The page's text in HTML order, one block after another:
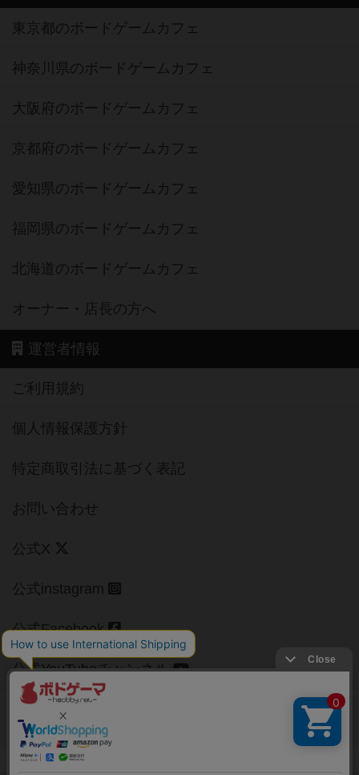
東京都のボードゲームカフェ
神奈川県のボードゲームカフェ
大阪府のボードゲームカフェ
京都府のボードゲームカフェ
愛知県のボードゲームカフェ
福岡県のボードゲームカフェ
北海道のボードゲームカフェ
オーナー・店長の方へ
運営者情報
ご利用規約
個人情報保護方針
特定商取引法に基づく表記
お問い合わせ
公式X
公式instagram
公式Facebook
公式YouTubeチャンネル